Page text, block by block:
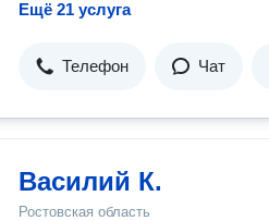
Ещё 21 услуга
Телефон Чат
Василий К.
Ростовская область